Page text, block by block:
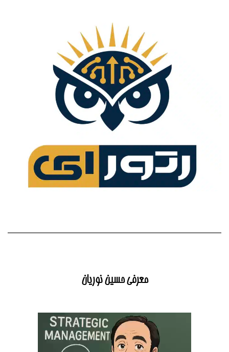
معرفی حسین نوریان